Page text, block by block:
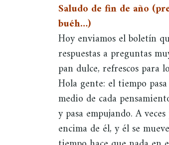
Saludo de fin de año
buéh…)
Hoy enviamos el boletín
respuestas a preguntas
pan dulce, refrescos para
Hola gente: el tiempo
medio de cada
y pasa empujando. A
encima de él, y él se